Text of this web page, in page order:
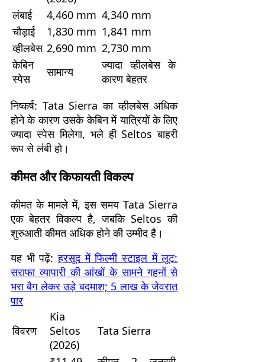
लंबाई
4,460 mm 4,340 mm
चौड़ाई
1,830 mm 1,841 mm
व्हीलबेस 2,690 mm 2,730 mm
केबिन
स्पेस
सामान्य
ज्यादा व्हीलबेस के
कारण बेहतर
निष्कर्ष: Tata Sierra का व्हीलबेस अधिक
होने के कारण उसके केबिन में यात्रियों के लिए
ज्यादा स्पेस मिलेगा, भले ही Seltos बाहरी
रूप से लंबी हो।
कीमत और किफायती विकल्प
कीमत के मामले में, इस समय Tata Sierra
एक बेहतर विकल्प है, जबकि Seltos की
शुरुआती कीमत अधिक होने की उम्मीद है।
यह भी पढ़ें: हरसूद में फिल्मी स्टाइल में लूट:
सराफा व्यापारी की आंखों के सामने गहनों से
भरा बैग लेकर उड़े बदमाश; 5 लाख के जेवरात
पार
विवरण
Kia
Seltos
(2026)
Tata Sierra